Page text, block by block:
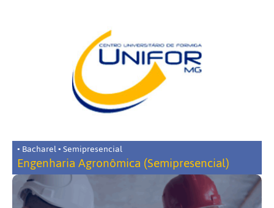
• Bacharel • Semipresencial
Engenharia Agronômica (Semipresencial)